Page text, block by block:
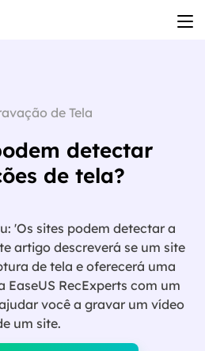
de Tela
detectar
de tela?
'Os sites podem detectar a
artigo descreverá se um site
de tela e oferecerá uma
RecExperts com um
você a gravar um vídeo
um site.